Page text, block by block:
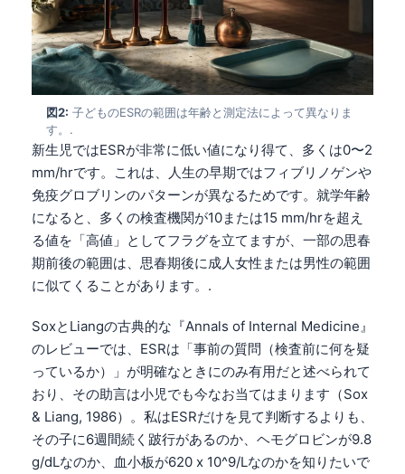
図2: 子どものESRの範囲は年齢と測定法によって異なりま
す。.
新生児ではESRが非常に低い値になり得て、多くは0〜2
mm/hrです。これは、人生の早期ではフィブリノゲンや
免疫グロブリンのパターンが異なるためです。就学年齢
になると、多くの検査機関が10または15 mm/hrを超え
る値を「高値」としてフラグを立てますが、一部の思春
期前後の範囲は、思春期後に成人女性または男性の範囲
に似てくることがあります。.
SoxとLiangの古典的な『Annals of Internal Medicine』
のレビューでは、ESRは「事前の質問（検査前に何を疑
っているか）」が明確なときにのみ有用だと述べられて
おり、その助言は小児でも今なお当てはまります（Sox
& Liang, 1986）。私はESRだけを見て判断するよりも、
その子に6週間続く跛行があるのか、ヘモグロビンが9.8
g/dLなのか、血小板が620 x 10^9/Lなのかを知りたいで